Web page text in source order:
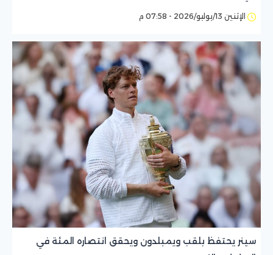
الإثنين 13/يوليو/2026 - 07:58 م
سينر يحتفظ بلقب ويمبلدون ويحقق انتصاره المئة في